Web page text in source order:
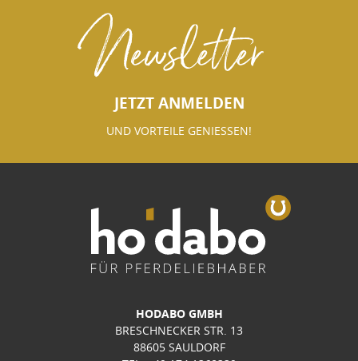
Newsletter
JETZT ANMELDEN
UND VORTEILE GENIESSEN!
HODABO GMBH
BRESCHNECKER STR. 13
88605 SAULDORF